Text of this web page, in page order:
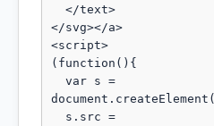
</svg></a>
<script>
(function(){